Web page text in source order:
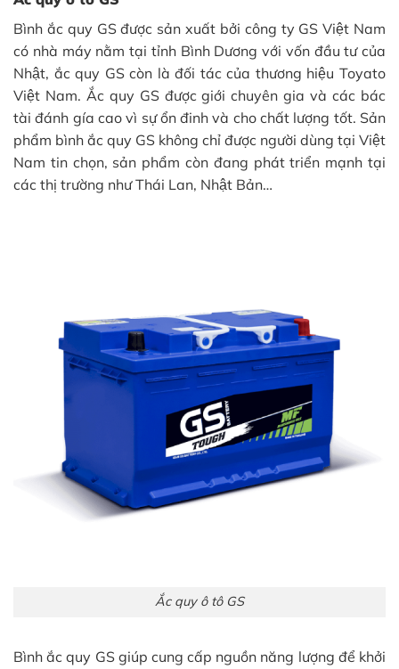
Bình ắc quy GS được sản xuất bởi công ty GS Việt Nam
có nhà máy nằm tại tỉnh Bình Dương với vốn đầu tư của
Nhật, ắc quy GS còn là đối tác của thương hiệu Toyato
Việt Nam. Ắc quy GS được giới chuyên gia và các bác
tài đánh gía cao vì sự ổn đinh và cho chất lượng tốt. Sản
phẩm bình ắc quy GS không chỉ được người dùng tại Việt
Nam tin chọn, sản phẩm còn đang phát triển mạnh tại
các thị trường như Thái Lan, Nhật Bản…
Ắc quy ô tô GS
Bình ắc quy GS giúp cung cấp nguồn năng lượng để khởi